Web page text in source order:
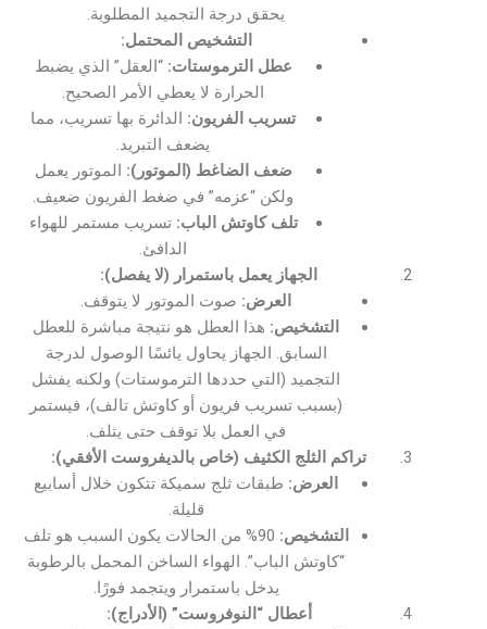
يحقق درجة التجميد المطلوبة.
التشخيص المحتمل:
عطل الترموستات: “العقل” الذي يضبط
الحرارة لا يعطي الأمر الصحيح.
تسريب الفريون: الدائرة بها تسريب، مما
يضعف التبريد.
ضعف الضاغط (الموتور): الموتور يعمل
ولكن “عزمه” في ضغط الفريون ضعيف.
تلف كاوتش الباب: تسريب مستمر للهواء
الدافئ.
الجهاز يعمل باستمرار (لا يفصل):
العرض: صوت الموتور لا يتوقف.
التشخيص: هذا العطل هو نتيجة مباشرة للعطل
السابق. الجهاز يحاول يائسًا الوصول لدرجة
التجميد (التي حددها الترموستات) ولكنه يفشل
(بسبب تسريب فريون أو كاوتش تالف)، فيستمر
في العمل بلا توقف حتى يتلف.
تراكم الثلج الكثيف (خاص بالديفروست الأفقي):
العرض: طبقات ثلج سميكة تتكون خلال أسابيع
قليلة.
التشخيص:
90% من الحالات يكون السبب هو تلف
“كاوتش الباب”. الهواء الساخن المحمل بالرطوبة
يدخل باستمرار ويتجمد فورًا.
أعطال “النوفروست” (الأدراج):